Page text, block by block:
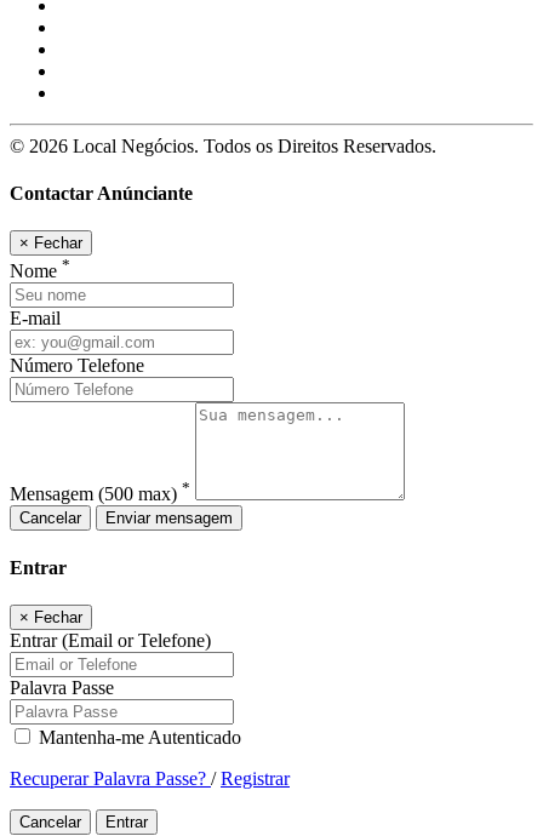
© 2026 Local Negócios. Todos os Direitos Reservados.
Contactar Anúnciante
× Fechar
Nome *
E-mail
Número Telefone
Mensagem (500 max) *
Cancelar
Enviar mensagem
Entrar
× Fechar
Entrar (Email or Telefone)
Palavra Passe
Mantenha-me Autenticado
Recuperar Palavra Passe? /Registrar
Cancelar Entrar